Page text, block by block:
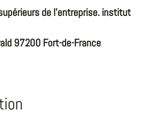
de l'entreprise. institut
97200 Fort-de-France